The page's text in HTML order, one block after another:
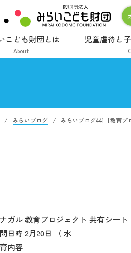
こども財団とは
About
児童虐待と
みらいブログ みらいブログ441【教育プ
ガル 教育プロジェクト 共有シート
日時 2月20日 （ 水
内容